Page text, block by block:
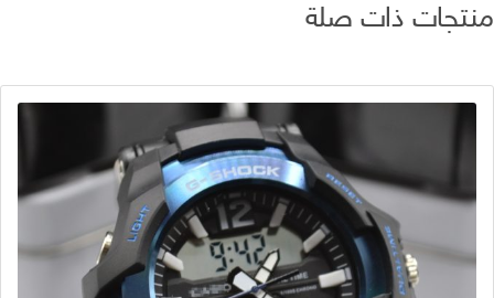
ذات صلة